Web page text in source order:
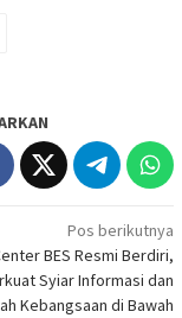
Pos berikutnya
BES Resmi Berdiri,
Syiar Informasi dan
Kebangsaan di Bawah